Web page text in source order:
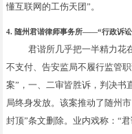
懂互联网的工伤天团”。
4. 随州君谐律师事务所——“行政诉讼
君谐所几乎把一半精力花
不支付、告安监局不履行监管
案”，一、二审皆胜诉，判决书
局终身发放。该案推动了随州
封顶”条文删除。业内戏称：“